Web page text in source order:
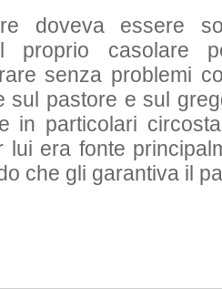
doveva essere
proprio casolare
senza problemi
sul pastore e sul
in particolari
lui era fonte
che gli garantiva il